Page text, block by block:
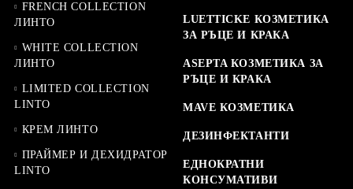
FRENCH COLLECTION
ЛИНТО
WHITE COLLECTION
ЛИНТО
LIMITED COLLECTION
LINTO
КРЕМ ЛИНТО
ПРАЙМЕР И ДЕХИДРАТОР
LINTO
LUETTICKE КОЗМЕТИКА
ЗА РЪЦЕ И КРАКА
ASEPTA КОЗМЕТИКА ЗА
РЪЦЕ И КРАКА
MAVE КОЗМЕТИКА
ДЕЗИНФЕКТАНТИ
ЕДНОКРАТНИ
КОНСУМАТИВИ